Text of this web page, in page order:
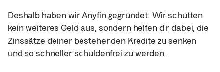
Deshalb haben wir Anyfin gegründet: Wir schütten
kein weiteres Geld aus, sondern helfen dir dabei, die
Zinssätze deiner bestehenden Kredite zu senken
und so schneller schuldenfrei zu werden.